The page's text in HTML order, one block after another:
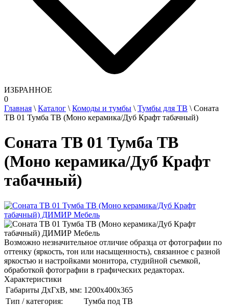
ИЗБРАННОЕ
0
Главная \ Каталог \ Комоды и тумбы \ Тумбы для ТВ \ Соната
ТВ 01 Тумба ТВ (Моно керамика/Дуб Крафт табачный)
Соната ТВ 01 Тумба ТВ
(Моно керамика/Дуб Крафт
табачный)
Возможно незначительное отличие образца от фотографии по
оттенку (яркость, тон или насыщенность), связанное с разной
яркостью и настройками монитора, студийной съемкой,
обработкой фотографии в графических редакторах.
Характеристики
Габариты ДхГхВ, мм: 1200х400х365
Тип / категория:
Тумба под ТВ